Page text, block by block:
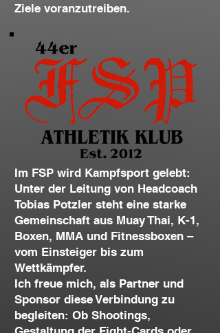
Ziele voranzutreiben.
Im FSP wird Kampfsport gelebt:
Unter der Leitung von Headcoach
Tobias Potzler steht eine starke
Gemeinschaft aus Muay Thai, K-1,
Boxen, MMA und Fitnessboxen –
vom Einsteiger bis zum
Wettkämpfer.
Ich freue mich, als Partner und
Sponsor diese Verbindung zu
begleiten: Ob Shootings,